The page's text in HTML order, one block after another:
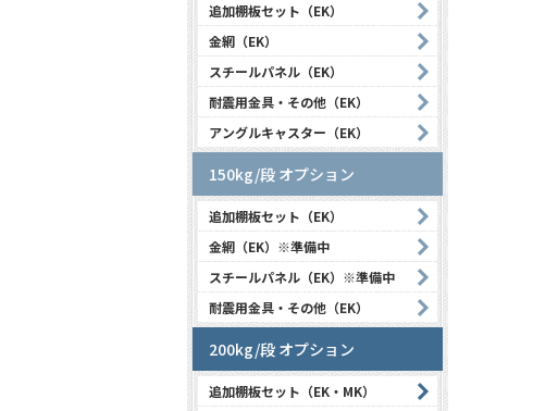
追加棚板セット（EK）
金網（EK）
スチールパネル（EK）
耐震用金具・その他（EK）
アングルキャスター（EK）
150kg/段 オプション
追加棚板セット（EK）
金網（EK）※準備中
スチールパネル（EK）※準備中
耐震用金具・その他（EK）
200kg/段 オプション
追加棚板セット（EK・MK）